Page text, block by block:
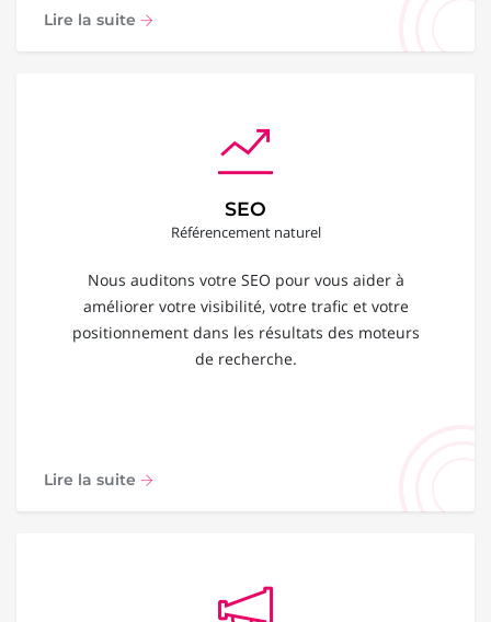
Lire la suite
SEO
Référencement naturel
Nous auditons votre SEO pour vous aider à
améliorer votre visibilité, votre trafic et votre
positionnement dans les résultats des moteurs
de recherche.
Lire la suite